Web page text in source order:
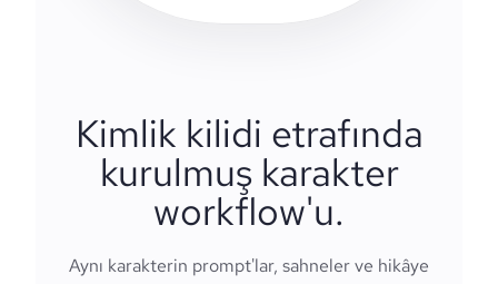
Kimlik kilidi etrafında
kurulmuş karakter
workflow'u.
Aynı karakterin prompt'lar, sahneler ve hikâye